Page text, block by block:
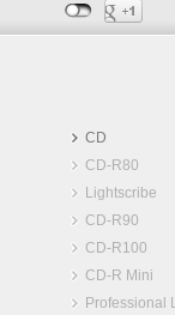
CD
CD-R80
Lightscribe
CD-R90
CD-R100
CD-R Mini
Professional